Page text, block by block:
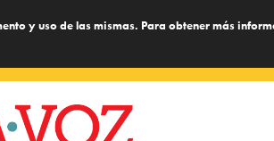
y uso de las mismas. Para obtener más